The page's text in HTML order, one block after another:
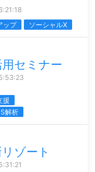
ップ ソーシャルX
セミナー
援
解析
ゾート